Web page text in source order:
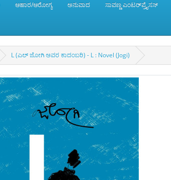
ಆಹಾರ/ಆರೋಗ್ಯ ಅನುವಾದ ಸಾವಣ್ಣ ಎಂಟರ್‌ಪ್ರೈಸಸ್
L (ಎಲ್ ಜೋಗಿ ಅವರ ಕಾದಂಬರಿ) - L : Novel (Jogi)